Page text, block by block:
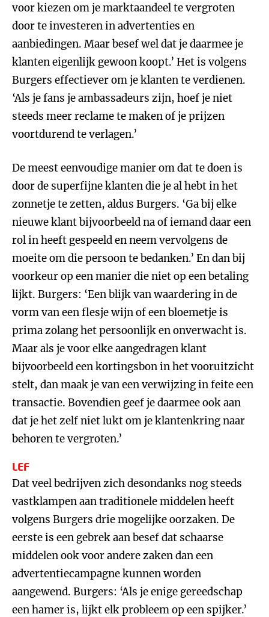
voor kiezen om je marktaandeel te vergroten
door te investeren in advertenties en
aanbiedingen. Maar besef wel dat je daarmee je
klanten eigenlijk gewoon koopt.’ Het is volgens
Burgers effectiever om je klanten te verdienen.
‘Als je fans je ambassadeurs zijn, hoef je niet
steeds meer reclame te maken of je prijzen
voortdurend te verlagen.’
De meest eenvoudige manier om dat te doen is
door de superfijne klanten die je al hebt in het
zonnetje te zetten, aldus Burgers. ‘Ga bij elke
nieuwe klant bijvoorbeeld na of iemand daar een
rol in heeft gespeeld en neem vervolgens de
moeite om die persoon te bedanken.’ En dan bij
voorkeur op een manier die niet op een betaling
lijkt. Burgers: ‘Een blijk van waardering in de
vorm van een flesje wijn of een bloemetje is
prima zolang het persoonlijk en onverwacht is.
Maar als je voor elke aangedragen klant
bijvoorbeeld een kortingsbon in het vooruitzicht
stelt, dan maak je van een verwijzing in feite een
transactie. Bovendien geef je daarmee ook aan
dat je het zelf niet lukt om je klantenkring naar
behoren te vergroten.’
LEF
Dat veel bedrijven zich desondanks nog steeds
vastklampen aan traditionele middelen heeft
volgens Burgers drie mogelijke oorzaken. De
eerste is een gebrek aan besef dat schaarse
middelen ook voor andere zaken dan een
advertentiecampagne kunnen worden
aangewend. Burgers: ‘Als je enige gereedschap
een hamer is, lijkt elk probleem op een spijker.’